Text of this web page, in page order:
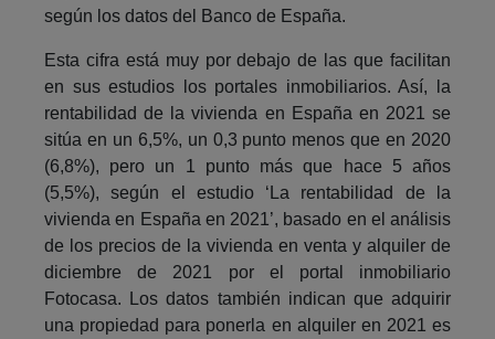
según los datos del Banco de España.
Esta cifra está muy por debajo de las que facilitan
en sus estudios los portales inmobiliarios. Así, la
rentabilidad de la vivienda en España en 2021 se
sitúa en un 6,5%, un 0,3 punto menos que en 2020
(6,8%), pero un 1 punto más que hace 5 años
(5,5%), según el estudio ‘La rentabilidad de la
vivienda en España en 2021’, basado en el análisis
de los precios de la vivienda en venta y alquiler de
diciembre de 2021 por el portal inmobiliario
Fotocasa. Los datos también indican que adquirir
una propiedad para ponerla en alquiler en 2021 es